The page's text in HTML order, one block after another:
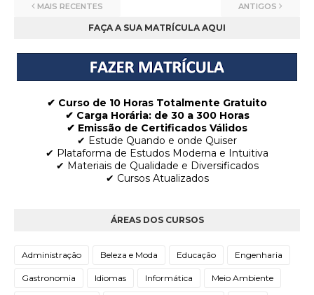
MAIS RECENTES ANTIGOS
FAÇA A SUA MATRÍCULA AQUI
✔ Curso de 10 Horas Totalmente Gratuito
✔ Carga Horária: de 30 a 300 Horas
✔ Emissão de Certificados Válidos
✔ Estude Quando e onde Quiser
✔ Plataforma de Estudos Moderna e Intuitiva
✔ Materiais de Qualidade e Diversificados
✔ Cursos Atualizados
ÁREAS DOS CURSOS
Administração Beleza e Moda Educação Engenharia
Gastronomia Idiomas Informática Meio Ambiente